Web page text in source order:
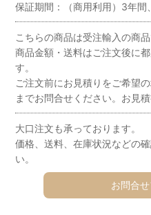
保証期間：（商用利用）3年間
こちらの商品は受注輸入の商品
商品金額・送料はご注文後に
す。
ご注文前にお見積りをご希望
までお問合せください。お見
大口注文も承っております。
価格、送料、在庫状況などの
い。
お問合